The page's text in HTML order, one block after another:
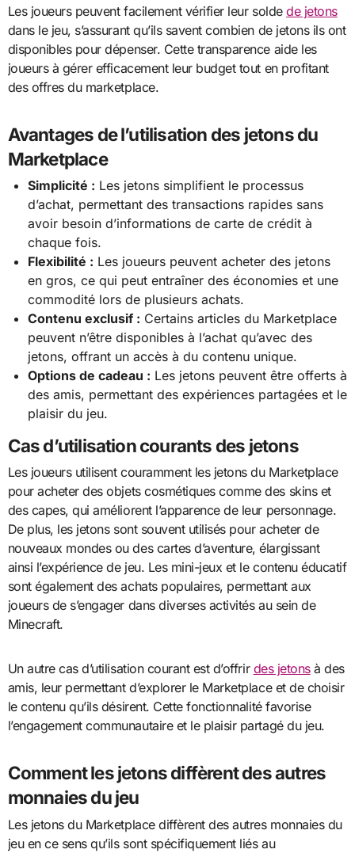
Les joueurs peuvent facilement vérifier leur soldede jetons
dans le jeu, s’assurant qu’ils savent combien de jetons ils ont
disponibles pour dépenser. Cette transparence aide les
joueurs à gérer efficacement leur budget tout en profitant
des offres du marketplace.
Avantages de l’utilisation des jetons du
Marketplace
Simplicité : Les jetons simplifient le processus
d’achat, permettant des transactions rapides sans
avoir besoin d’informations de carte de crédit à
chaque fois.
Flexibilité : Les joueurs peuvent acheter des jetons
en gros, ce qui peut entraîner des économies et une
commodité lors de plusieurs achats.
Contenu exclusif : Certains articles du Marketplace
peuvent n’être disponibles à l’achat qu’avec des
jetons, offrant un accès à du contenu unique.
Options de cadeau : Les jetons peuvent être offerts à
des amis, permettant des expériences partagées et le
plaisir du jeu.
Cas d’utilisation courants des jetons
Les joueurs utilisent couramment les jetons du Marketplace
pour acheter des objets cosmétiques comme des skins et
des capes, qui améliorent l’apparence de leur personnage.
De plus, les jetons sont souvent utilisés pour acheter de
nouveaux mondes ou des cartes d’aventure, élargissant
ainsi l’expérience de jeu. Les mini-jeux et le contenu éducatif
sont également des achats populaires, permettant aux
joueurs de s’engager dans diverses activités au sein de
Minecraft.
Un autre cas d’utilisation courant est d’offrir des jetonsà des
amis, leur permettant d’explorer le Marketplace et de choisir
le contenu qu’ils désirent. Cette fonctionnalité favorise
l’engagement communautaire et le plaisir partagé du jeu.
Comment les jetons diffèrent des autres
monnaies du jeu
Les jetons du Marketplace diffèrent des autres monnaies du
jeu en ce sens qu’ils sont spécifiquement liés au